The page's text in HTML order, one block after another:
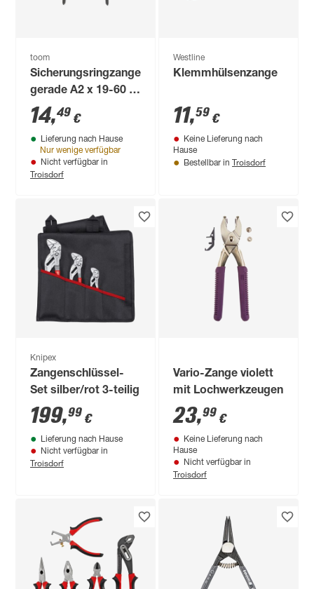
toom
Sicherungsringzange
gerade A2 x 19-60 x
170 mm
14,49 €
Lieferung nach Hause
Nur wenige verfügbar
Nicht verfügbar in
Troisdorf
Westline
Klemmhülsenzange
11,59 €
Keine Lieferung nach
Hause
Bestellbar in Troisdorf
Knipex
Zangenschlüssel-
Set silber/rot 3-teilig
199,99 €
Lieferung nach Hause
Nicht verfügbar in
Troisdorf
Vario-Zange violett
mit Lochwerkzeugen
23,99 €
Keine Lieferung nach
Hause
Nicht verfügbar in
Troisdorf